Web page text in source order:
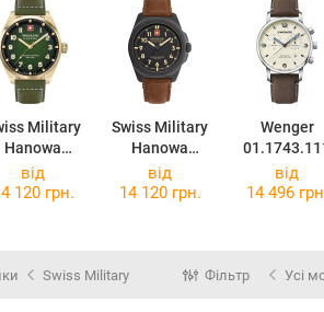
Military
Hanowa
Greyhound
Swiss Military
Hanowa
Fieldmaster
SMWGA000394
Wenger
від
120 грн.
від
14 120 грн.
від
14 496
Swiss Military Фільтр Усі